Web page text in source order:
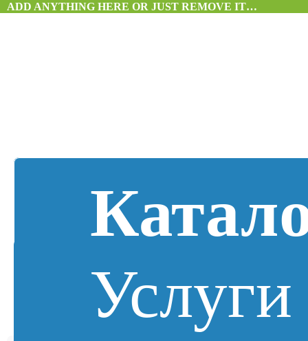
ADD ANYTHING HERE OR JUST REMOVE IT…
Услуги